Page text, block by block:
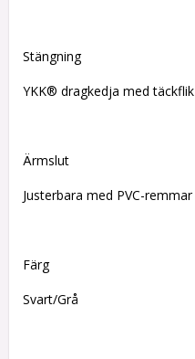
Stängning
YKK® dragkedja med täckflik
Ärmslut
Justerbara med PVC-remmar
Färg
Svart/Grå